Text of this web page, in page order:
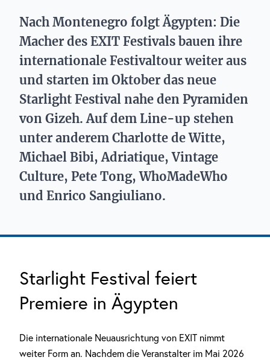
Nach Montenegro folgt Ägypten: Die
Macher des EXIT Festivals bauen ihre
internationale Festivaltour weiter aus
und starten im Oktober das neue
Starlight Festival nahe den Pyramiden
von Gizeh. Auf dem Line-up stehen
unter anderem Charlotte de Witte,
Michael Bibi, Adriatique, Vintage
Culture, Pete Tong, WhoMadeWho
und Enrico Sangiuliano.
Starlight Festival feiert
Premiere in Ägypten
Die internationale Neuausrichtung von EXIT nimmt
weiter Form an. Nachdem die Veranstalter im Mai 2026